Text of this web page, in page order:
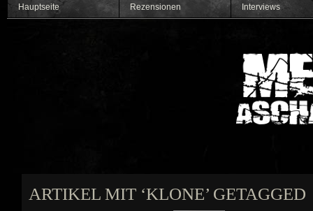
Hauptseite Rezensionen Interviews
ARTIKEL MIT ‘KLONE’ GETAGGED